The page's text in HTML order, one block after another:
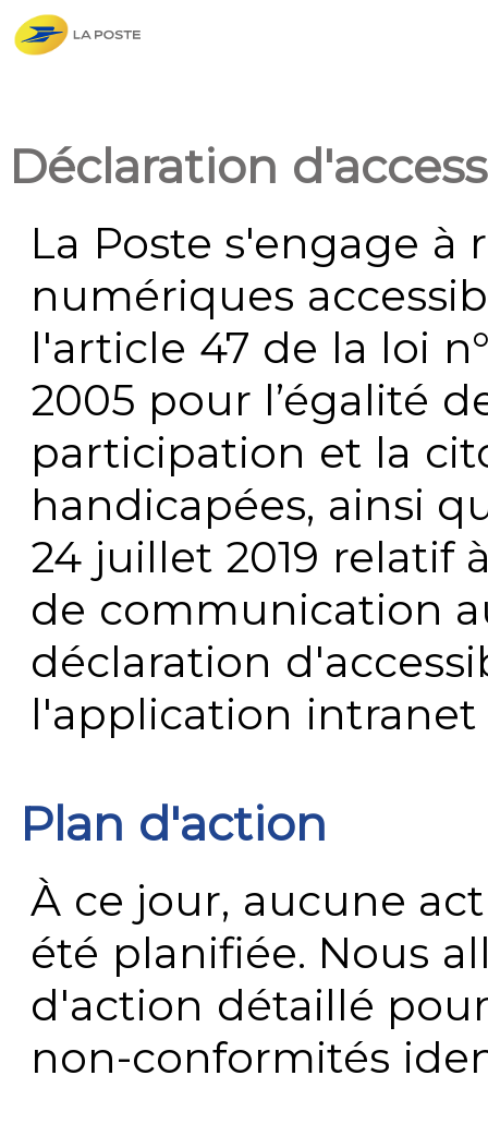
Déclaration
La Poste s'engage à
numériques
l'article 47 de la loi
2005 pour l’égalité
participation et la
handicapées, ainsi
24 juillet 2019 relatif
de communication
déclaration
l'application
Plan d'action
À ce jour, aucune
été planifiée. Nous
d'action détaillé
non-conformités